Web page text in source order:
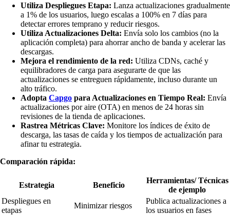
Utiliza Despliegues Etapa: Lanza actualizaciones gradualmente
a 1% de los usuarios, luego escalas a 100% en 7 días para
detectar errores temprano y reducir riesgos.
Utiliza Actualizaciones Delta: Envía solo los cambios (no la
aplicación completa) para ahorrar ancho de banda y acelerar las
descargas.
Mejora el rendimiento de la red: Utiliza CDNs, caché y
equilibradores de carga para asegurarte de que las
actualizaciones se entreguen rápidamente, incluso durante un
alto tráfico.
Adopta Capgo para Actualizaciones en Tiempo Real: Envía
actualizaciones por aire (OTA) en menos de 24 horas sin
revisiones de la tienda de aplicaciones.
Rastrea Métricas Clave: Monitore los índices de éxito de
descarga, las tasas de caída y los tiempos de actualización para
afinar tu estrategia.
Comparación rápida:
Estrategia Beneficio
Herramientas/ Técnicas
de ejemplo
Despliegues en
etapas
Minimizar riesgos
Publica actualizaciones a
los usuarios en fases